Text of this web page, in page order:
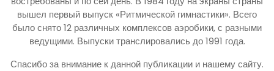
вышел первый выпуск «Ритмической гимнастики». Всего
было снято 12 различных комплексов аэробики, с разными
ведущими. Выпуски транслировались до 1991 года.
Спасибо за внимание к данной публикации и нашему сайту.